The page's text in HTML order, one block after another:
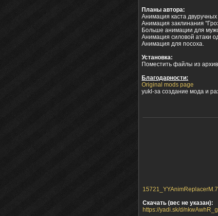
Планы автора:
Анимация каста
Анимация заклинания
Больше анимации для
Анимация силовой атаки
Анимация для посоха.
Установка:
Поместить файлы из
Благодарности:
Original mods page
yukl-за создание мода и
Скачать (вес не указан):
https://yadi.sk/d/